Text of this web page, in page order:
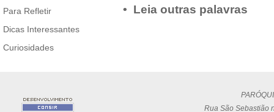
Para Refletir
Dicas Interessantes
Curiosidades
• Leia outras palavras
Rua São Sebastião